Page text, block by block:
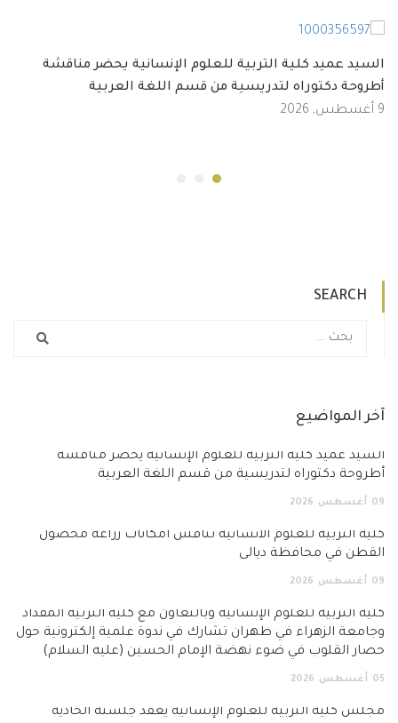
السيد عميد كلية التربية للعلوم الإنسانية يحضر مناقشة
أطروحة دكتوراه لتدريسية من قسم اللغة العربية
9 أغسطس, 2026
SEARCH
آخر المواضيع
السيد عميد كلية التربية للعلوم الإنسانية يحضر مناقشة
أطروحة دكتوراه لتدريسية من قسم اللغة العربية
09 أغسطس 2026
كلية التربية للعلوم الانسانية تناقش امكانات زراعة محصول
القطن في محافظة ديالى
09 أغسطس 2026
كلية التربية للعلوم الإنسانية وبالتعاون مع كلية التربية المقداد
وجامعة الزهراء في طهران تشارك في ندوة علمية إلكترونية حول
حصار القلوب في ضوء نهضة الإمام الحسين (عليه السلام)
05 أغسطس 2026
مجلس كلية التربية للعلوم الإنسانية يعقد جلسته الحادية